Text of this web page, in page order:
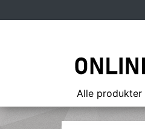
Alle produkter